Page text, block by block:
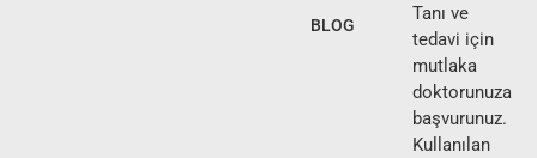
BLOG
Tanı ve
tedavi için
mutlaka
doktorunuza
başvurunuz.
Kullanılan